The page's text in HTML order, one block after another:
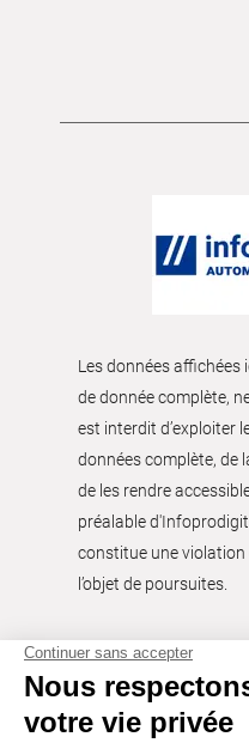
Les données affichées
de donnée complète,
est interdit d’exploiter
données complète, de
de les rendre
préalable
constitue une violation
l’objet de poursuites.